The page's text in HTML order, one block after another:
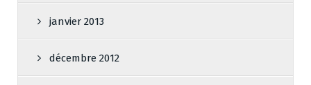
janvier 2013
décembre 2012